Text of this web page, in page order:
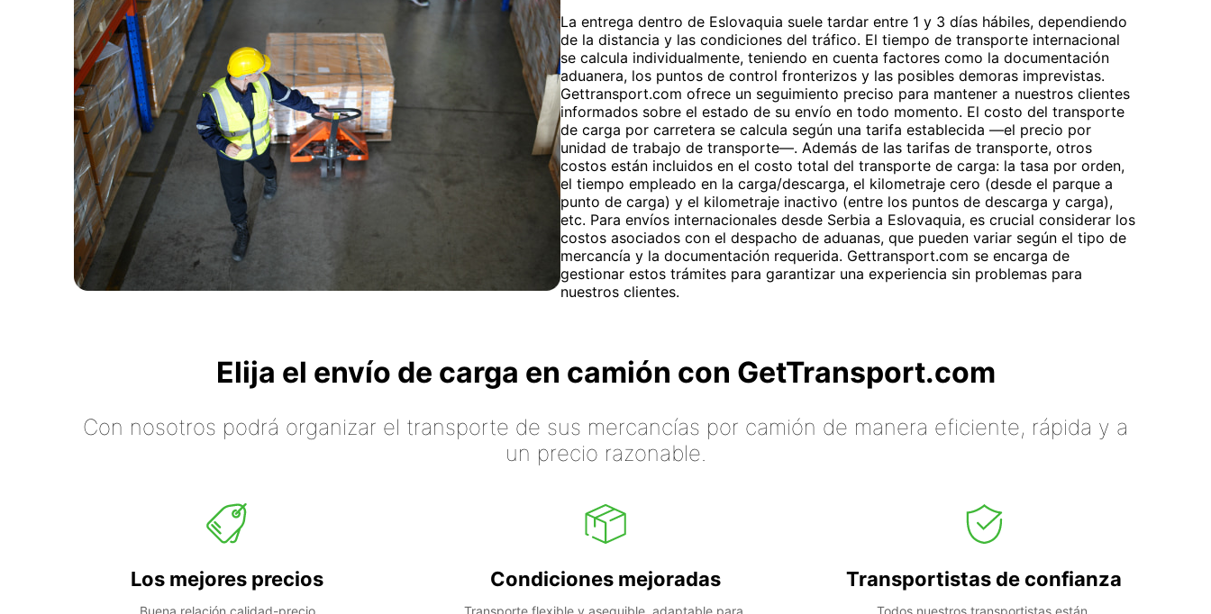
La entrega dentro de Eslovaquia suele tardar entre 1 y 3 días hábiles, dependiendo
de la distancia y las condiciones del tráfico. El tiempo de transporte internacional
se calcula individualmente, teniendo en cuenta factores como la documentación
aduanera, los puntos de control fronterizos y las posibles demoras imprevistas.
Gettransport.com ofrece un seguimiento preciso para mantener a nuestros clientes
informados sobre el estado de su envío en todo momento. El costo del transporte
de carga por carretera se calcula según una tarifa establecida —el precio por
unidad de trabajo de transporte—. Además de las tarifas de transporte, otros
costos están incluidos en el costo total del transporte de carga: la tasa por orden,
el tiempo empleado en la carga/descarga, el kilometraje cero (desde el parque a
punto de carga) y el kilometraje inactivo (entre los puntos de descarga y carga),
etc. Para envíos internacionales desde Serbia a Eslovaquia, es crucial considerar los
costos asociados con el despacho de aduanas, que pueden variar según el tipo de
mercancía y la documentación requerida. Gettransport.com se encarga de
gestionar estos trámites para garantizar una experiencia sin problemas para
nuestros clientes.
Elija el envío de carga en camión con GetTransport.com
Con nosotros podrá organizar el transporte de sus mercancías por camión de manera eficiente, rápida y a
un precio razonable.
Los mejores precios
Buena relación calidad-precio
Condiciones mejoradas
Transporte flexible y asequible, adaptable para
Transportistas de confianza
Todos nuestros transportistas están